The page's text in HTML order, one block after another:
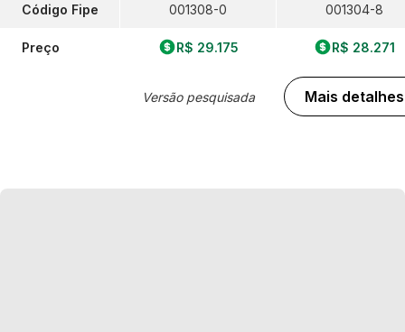
Código Fipe
Preço
001308-0
R$ 29.175
Versão pesquisada
001304-8
R$ 28.271
Mais detalhes